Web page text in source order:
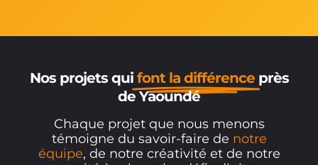
Nos projets qui font la différence près
de Yaoundé
Chaque projet que nous menons
témoigne du savoir-faire de notre
équipe, de notre créativité et de notre